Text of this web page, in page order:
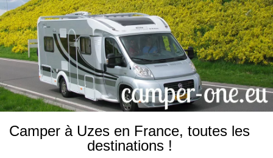
Camper à Uzes en France, toutes les
destinations !